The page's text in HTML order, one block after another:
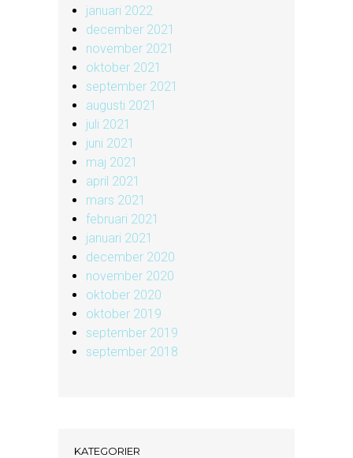
januari 2022
december 2021
november 2021
oktober 2021
september 2021
augusti 2021
juli 2021
juni 2021
maj 2021
april 2021
mars 2021
februari 2021
januari 2021
december 2020
november 2020
oktober 2020
oktober 2019
september 2019
september 2018
KATEGORIER